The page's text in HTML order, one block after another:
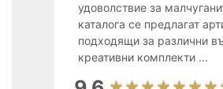
удоволствие за
каталога се предлагат
подходящи за различни
креативни комплекти ...